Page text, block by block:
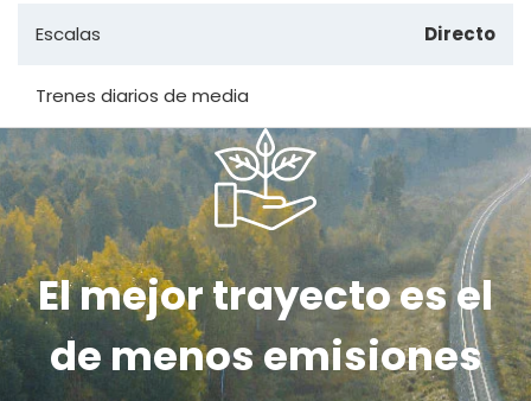
Escalas Directo
Trenes diarios de media
El mejor trayecto es el
de menos emisiones